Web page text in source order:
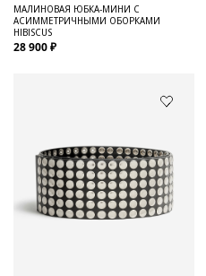
МАЛИНОВАЯ ЮБКА-МИНИ С
АСИММЕТРИЧНЫМИ ОБОРКАМИ
HIBISCUS
28 900 ₽